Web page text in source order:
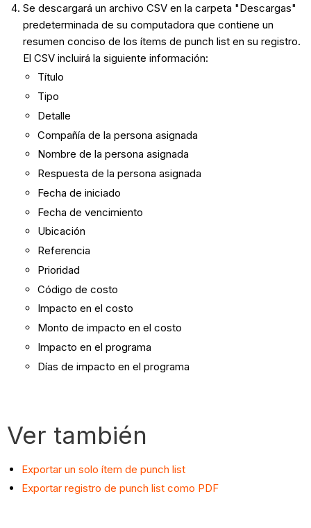
Se descargará un archivo CSV en la carpeta "Descargas"
predeterminada de su computadora que contiene un
resumen conciso de los ítems de punch list en su registro.
El CSV incluirá la siguiente información:
Título
Tipo
Detalle
Compañía de la persona asignada
Nombre de la persona asignada
Respuesta de la persona asignada
Fecha de iniciado
Fecha de vencimiento
Ubicación
Referencia
Prioridad
Código de costo
Impacto en el costo
Monto de impacto en el costo
Impacto en el programa
Días de impacto en el programa
Ver también
Exportar un solo ítem de punch list
Exportar registro de punch list como PDF